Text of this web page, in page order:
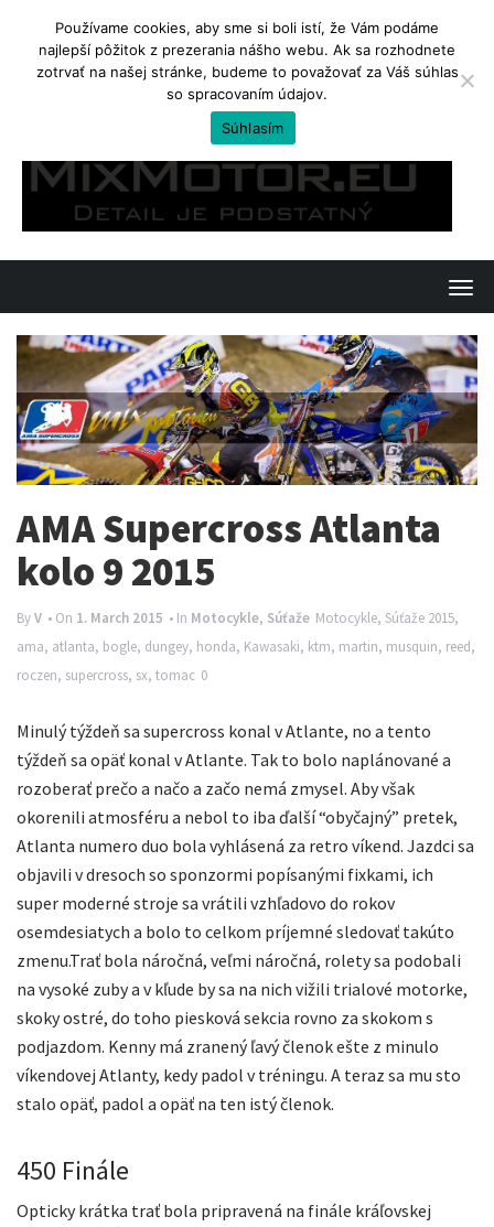
TRENDING
Kawasaki Ninja 650 a Z650. Jedno, či dvojvaječné dvojičky?
content
T
o
g
g
l
e
g
n
AMA Supercross Atlanta
kolo 9 2015
ByV • On 1. March 2015 • In Motocykle, Súťaže Motocykle, Súťaže 2015,
ama, atlanta, bogle, dungey, honda, Kawasaki, ktm, martin, musquin, reed,
roczen, supercross, sx, tomac 0
Minulý týždeň sa supercross konal v Atlante, no a tento
týždeň sa opäť konal v Atlante. Tak to bolo naplánované a
rozoberať prečo a načo a začo nemá zmysel. Aby však
okorenili atmosféru a nebol to iba ďalší “obyčajný” pretek,
Atlanta numero duo bola vyhlásená za retro víkend. Jazdci sa
objavili v dresoch so sponzormi popísanými fixkami, ich
super moderné stroje sa vrátili vzhľadovo do rokov
osemdesiatych a bolo to celkom príjemné sledovať takúto
zmenu.Trať bola náročná, veľmi náročná, rolety sa podobali
na vysoké zuby a v kľude by sa na nich vižili trialové motorke,
skoky ostré, do toho piesková sekcia rovno za skokom s
podjazdom. Kenny má zranený ľavý členok ešte z minulo
víkendovej Atlanty, kedy padol v tréningu. A teraz sa mu sto
stalo opäť, padol a opäť na ten istý členok.
450 Finále
Opticky krátka trať bola pripravená na finále kráľovskej
Používame cookies, aby sme si boli istí, že Vám podáme
najlepší pôžitok z prezerania nášho webu. Ak sa rozhodnete
zotrvať na našej stránke, budeme to považovať za Váš súhlas
so spracovaním údajov.
Súhlasím